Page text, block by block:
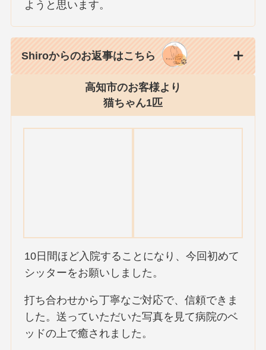
ようと思います。
Shiroからのお返事はこちら
高知市のお客様より
猫ちゃん1匹
10日間ほど入院することになり、今回初めて
シッターをお願いしました。
打ち合わせから丁寧なご対応で、信頼できま
した。送っていただいた写真を見て病院のベ
ッドの上で癒されました。